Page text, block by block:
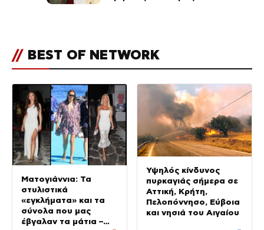
// BEST OF NETWORK
Ματογιάννια: Τα
στυλιστικά
«εγκλήματα» και τα
σύνολα που μας
έβγαλαν τα μάτια –
Υψηλός κίνδυνος
πυρκαγιάς σήμερα σε
Αττική, Κρήτη,
Πελοπόννησο, Εύβοια
και νησιά του Αιγαίου